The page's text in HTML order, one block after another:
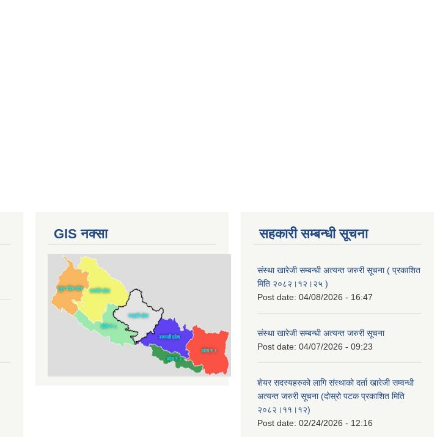
GIS नक्सा सहकारी सम्बन्धी सूचना
संस्था खारेजी सम्बन्धी अत्यन्त जरुरी सूचना ( प्रकाशित
मिति २०८२।१२।२५ )
Post date: 04/08/2026 - 16:47
संस्था खारेजी सम्बन्धी अत्यन्त जरुरी सूचना
Post date: 04/07/2026 - 09:23
शेयर सदस्यहरुको लागि संस्थाको दर्ता खारेजी सम्वन्धी
अत्यन्त जरुरी सूचना (दोस्रो पटक प्रकाशित मिति
२०८२।११।१२)
Post date: 02/24/2026 - 12:16